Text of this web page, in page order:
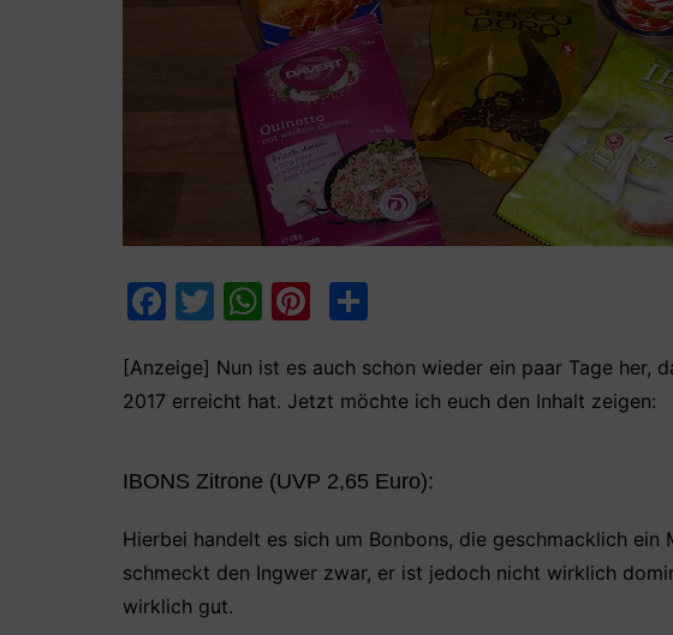
F
c
e
o
o
k
T
itt
er
W
at
s
p
p
Pi
er
e
le
n
[Anzeige] Nun ist es auch schon wieder ein paar Tage her,
2017 erreicht hat. Jetzt möchte ich euch den Inhalt zeigen:
IBONS Zitrone (UVP 2,65 Euro):
Hierbei handelt es sich um Bonbons, die geschmacklich ein
schmeckt den Ingwer zwar, er ist jedoch nicht wirklich
wirklich gut.